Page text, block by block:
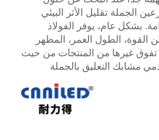
الجملة تقليل الأثر البيئي
بشكل عام، يوفر الفولاذ
القوة، الطول العمر، المظهر
تفوق غيرها من المنتجات من حيث
مشابك التعليق بالجملة